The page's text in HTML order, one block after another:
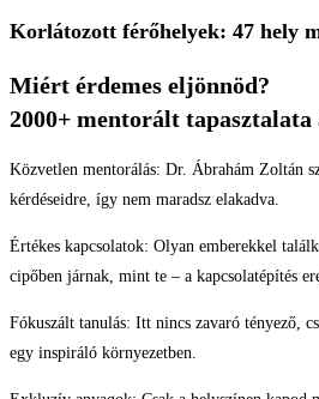
Korlátozott férőhelyek: 47 hely
Miért érdemes eljönnöd?
2000+ mentorált tapasztalata
Közvetlen mentorálás: Dr. Ábrahám Zoltán
kérdéseidre, így nem maradsz elakadva.
Értékes kapcsolatok: Olyan emberekkel
cipőben járnak, mint te – a kapcsolatépítés
Fókuszált tanulás: Itt nincs zavaró tényező,
egy inspiráló környezetben.